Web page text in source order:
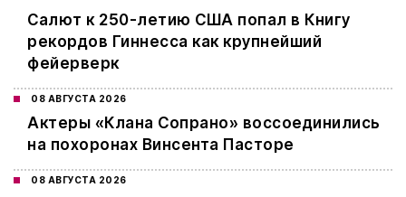
Салют к 250-летию США попал в Книгу
рекордов Гиннесса как крупнейший
фейерверк
08 АВГУСТА 2026
Актеры «Клана Сопрано» воссоединились
на похоронах Винсента Пасторе
08 АВГУСТА 2026